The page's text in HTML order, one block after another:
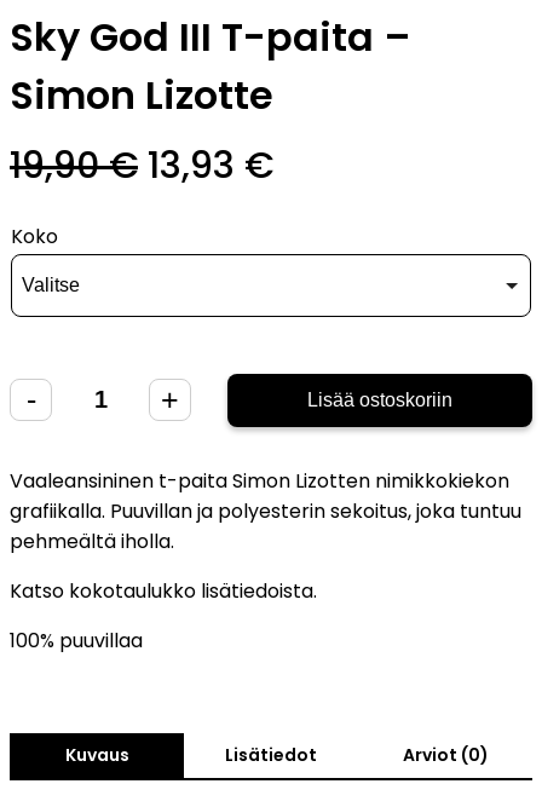
Sky God III T-paita –
Simon Lizotte
19,90€ Alkuperäinen
19,90 €.
13,93 €Nykyinen
13,93 €.
Koko
-
Sky
T-
paita
-
Simon
määrä
+ Lisää ostoskoriin
Vaaleansininen t-paita Simon Lizotten nimikkokiekon
grafiikalla. Puuvillan ja polyesterin sekoitus, joka tuntuu
pehmeältä iholla.
Katso kokotaulukko lisätiedoista.
100% puuvillaa
Kuvaus Lisätiedot Arviot (0)